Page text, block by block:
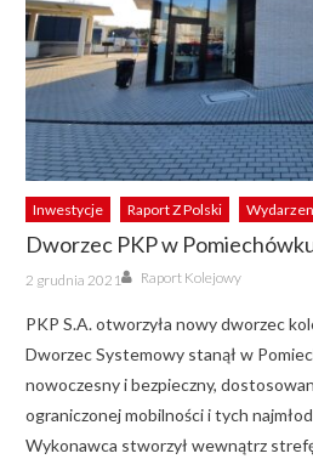
Inwestycje Raport Z Polski
Dworzec PKP w
Posted
on
2 grudnia 2021 Author
Raport Kolejowy
PKP S.A. otworzyła nowy dworzec
Dworzec Systemowy stanął w
nowoczesny i bezpieczny,
ograniczonej mobilności i tych
Wykonawca stworzył wewnątrz